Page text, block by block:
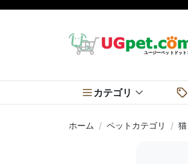
カテゴリ
ホーム ペットカテゴリ 猫